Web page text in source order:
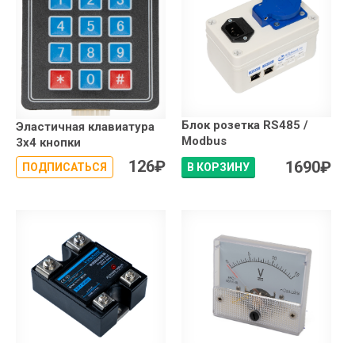
Эластичная клавиатура
3x4 кнопки
ПОДПИСАТЬСЯ 126₽
Блок розетка RS485 /
Modbus
В КОРЗИНУ 1690₽